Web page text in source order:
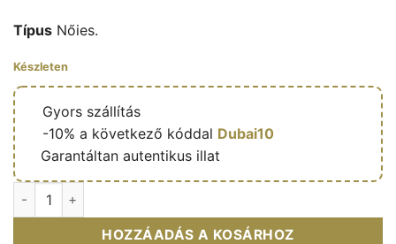
Típus Nőies.
Készleten
Gyors szállítás
-10% a következő kóddal Dubai10
Garantáltan autentikus illat
Eshal Vanilla - Eau de parfum féminine (flacon doré 100 ml) -
HOZZÁADÁS A KOSÁRHOZ